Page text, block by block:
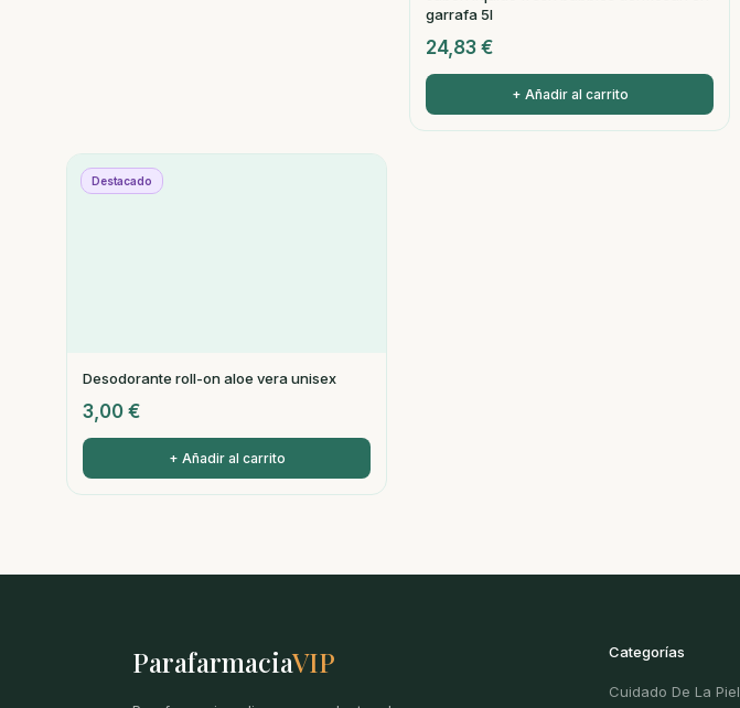
garrafa 5l
24,83 €
+ Añadir al carrito
Destacado
Desodorante roll-on aloe vera unisex
3,00 €
+ Añadir al carrito
ParafarmaciaVIP Categorías
Cuidado De La Piel